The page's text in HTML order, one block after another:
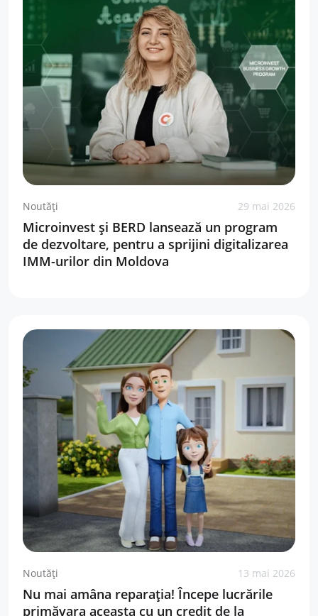
Noutăți 29 mai 2026
Microinvest și BERD lansează un program
de dezvoltare, pentru a sprijini digitalizarea
IMM-urilor din Moldova
Noutăți 13 mai 2026
Nu mai amâna reparația! Începe lucrările
primăvara aceasta cu un credit de la